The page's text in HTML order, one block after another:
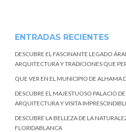
ENTRADAS RECIENTES
DESCUBRE EL FASCINANTE LEGADO
ARQUITECTURA Y TRADICIONES QUE
QUE VER EN EL MUNICIPIO DE ALHAMA
DESCUBRE EL MAJESTUOSO PALACIO
ARQUITECTURA Y VISITA
DESCUBRE LA BELLEZA DE LA
FLORIDABLANCA